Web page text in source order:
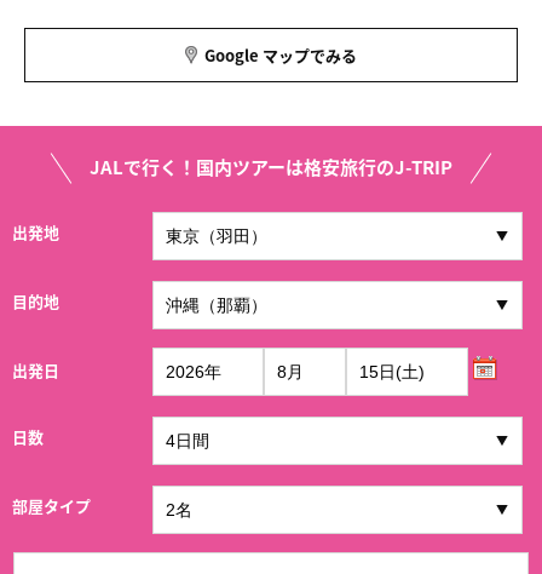
Google マップでみる
JALで行く！国内ツアーは格安旅行のJ-TRIP
出発地
目的地
出発日
日数
部屋タイプ